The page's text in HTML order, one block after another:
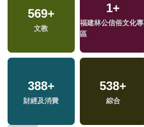
569+
文教
1+
福建林公信俗文化專
區
388+
財經及消費
538+
綜合